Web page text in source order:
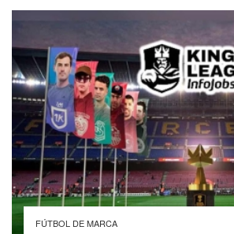
FÚTBOL DE MARCA